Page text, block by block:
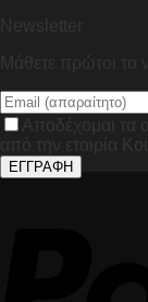
Newsletter
Μάθετε πρώτοι τα
Αποδέχομαι τα
από την εταιρία